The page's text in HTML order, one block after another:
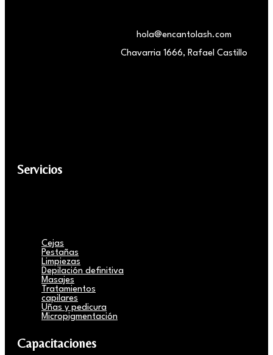
hola@encantolash.com
Chavarria 1666, Rafael Castillo
Servicios
Cejas
Pestañas
Limpiezas
Depilación definitiva
Masajes
Tratamientos
capilares
Uñas y pedicura
Micropigmentación
Capacitaciones